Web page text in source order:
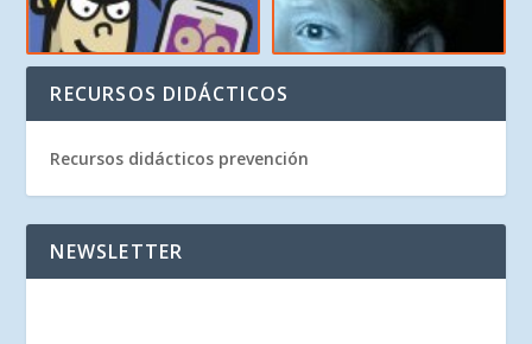
RECURSOS DIDÁCTICOS
Recursos didácticos prevención
NEWSLETTER